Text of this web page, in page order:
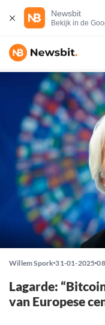
Newsbit
Bekijk in de
Willem Spork 31-01-2025
Lagarde:
van Europese